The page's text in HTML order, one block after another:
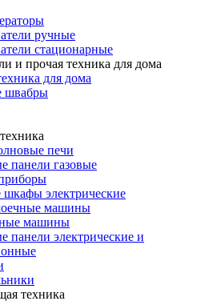
ручные
стационарные
и прочая техника для дома
для дома
швабры
печи
панели газовые
шкафы электрические
машины
машины
панели электрические и
техника